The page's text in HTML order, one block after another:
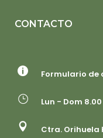
CONTACTO
Formulario de
Lun - Dom
Ctra. Orihuela